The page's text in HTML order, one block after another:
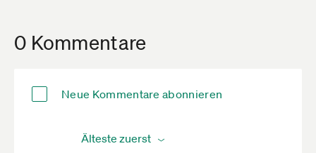
0 Kommentare
Neue Kommentare abonnieren